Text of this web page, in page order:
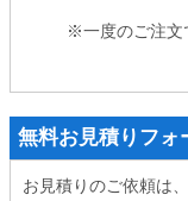
※一度のご注文
無料お見積りフォ
お見積りのご依頼は